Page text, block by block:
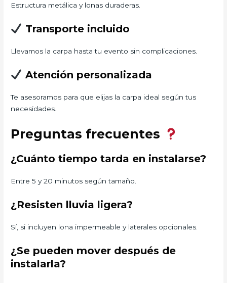
Estructura metálica y lonas duraderas.
Transporte incluido
Llevamos la carpa hasta tu evento sin complicaciones.
Atención personalizada
Te asesoramos para que elijas la carpa ideal según tus
necesidades.
Preguntas frecuentes
¿Cuánto tiempo tarda en instalarse?
Entre 5 y 20 minutos según tamaño.
¿Resisten lluvia ligera?
Sí, si incluyen lona impermeable y laterales opcionales.
¿Se pueden mover después de
instalarla?